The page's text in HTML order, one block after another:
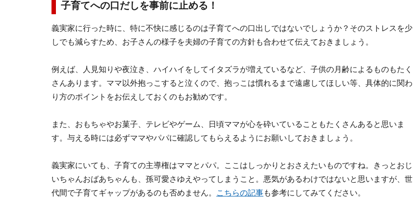
子育てへの口だしを事前に止める！
義実家に行った時に、特に不快に感じるのは子育てへの口出しではないでしょうか？そのストレスを少
しでも減らすため、お子さんの様子を夫婦の子育ての方針も合わせて伝えておきましょう。
例えば、人見知りや夜泣き、ハイハイをしてイタズラが増えているなど、子供の月齢によるものもたく
さんあります。ママ以外抱っこすると泣くので、抱っこは慣れるまで遠慮してほしい等、具体的に関わ
り方のポイントをお伝えしておくのもお勧めです。
また、おもちゃやお菓子、テレビやゲーム、日頃ママが心を砕いていることもたくさんあると思いま
す。与える時には必ずママやパパに確認してもらえるようにお願いしておきましょう。
義実家にいても、子育ての主導権はママとパパ。ここはしっかりとおさえたいものですね。きっとおじ
いちゃんおばあちゃんも、孫可愛さゆえやってしまうこと。悪気があるわけではないと思いますが、世
代間で子育てギャップがあるのも否めません。
こちらの記事も参考にしてみてください。